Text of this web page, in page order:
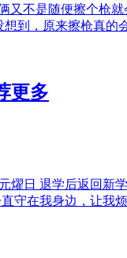
又不是随便擦个枪
想到，原来擦枪真的
更多
燿日 退学后返回新
直守在我身边，让我